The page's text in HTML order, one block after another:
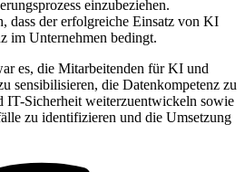
einzubeziehen.
dass der erfolgreiche Einsatz von KI
im Unternehmen bedingt.
es, die Mitarbeitenden für KI und
sensibilisieren, die Datenkompetenz zu
IT-Sicherheit weiterzuentwickeln sowie
zu identifizieren und die Umsetzung